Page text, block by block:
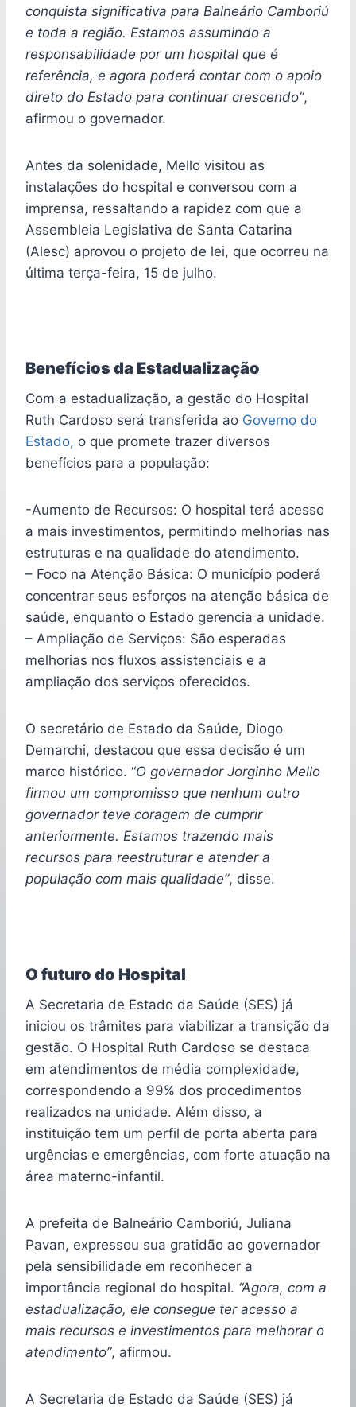
conquista significativa para Balneário Camboriú
e toda a região. Estamos assumindo a
responsabilidade por um hospital que é
referência, e agora poderá contar com o apoio
direto do Estado para continuar crescendo”,
afirmou o governador.
Antes da solenidade, Mello visitou as
instalações do hospital e conversou com a
imprensa, ressaltando a rapidez com que a
Assembleia Legislativa de Santa Catarina
(Alesc) aprovou o projeto de lei, que ocorreu na
última terça-feira, 15 de julho.
Benefícios da Estadualização
Com a estadualização, a gestão do Hospital
Ruth Cardoso será transferida ao Governo do
Estado, o que promete trazer diversos
benefícios para a população:
-Aumento de Recursos: O hospital terá acesso
a mais investimentos, permitindo melhorias nas
estruturas e na qualidade do atendimento.
– Foco na Atenção Básica: O município poderá
concentrar seus esforços na atenção básica de
saúde, enquanto o Estado gerencia a unidade.
– Ampliação de Serviços: São esperadas
melhorias nos fluxos assistenciais e a
ampliação dos serviços oferecidos.
O secretário de Estado da Saúde, Diogo
Demarchi, destacou que essa decisão é um
marco histórico. “O governador Jorginho Mello
firmou um compromisso que nenhum outro
governador teve coragem de cumprir
anteriormente. Estamos trazendo mais
recursos para reestruturar e atender a
população com mais qualidade”, disse.
O futuro do Hospital
A Secretaria de Estado da Saúde (SES) já
iniciou os trâmites para viabilizar a transição da
gestão. O Hospital Ruth Cardoso se destaca
em atendimentos de média complexidade,
correspondendo a 99% dos procedimentos
realizados na unidade. Além disso, a
instituição tem um perfil de porta aberta para
urgências e emergências, com forte atuação na
área materno-infantil.
A prefeita de Balneário Camboriú, Juliana
Pavan, expressou sua gratidão ao governador
pela sensibilidade em reconhecer a
importância regional do hospital. “Agora, com a
estadualização, ele consegue ter acesso a
mais recursos e investimentos para melhorar o
atendimento”, afirmou.
A Secretaria de Estado da Saúde (SES) já